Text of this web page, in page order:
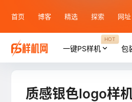
首页 博客 精选 探索 网址
一键PS样机
HOT
包
质感银色logo样